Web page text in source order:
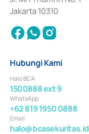
Jakarta 10310
Hubungi Kami
Halo BCA
1500888 ext 9
WhatsApp
+62 819 1950 0888
Email
halo@bcasekuritas.id